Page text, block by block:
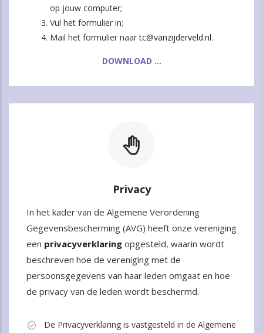
op jouw computer;
Vul het formulier in;
Mail het formulier naartc@vanzijderveld.nl.
DOWNLOAD ...
Privacy
In het kader van de Algemene Verordening
Gegevensbescherming (AVG) heeft onze vereniging
een privacyverklaring opgesteld, waarin wordt
beschreven hoe de vereniging met de
persoonsgegevens van haar leden omgaat en hoe
de privacy van de leden wordt beschermd.
De Privacyverklaring is vastgesteld in de Algemene